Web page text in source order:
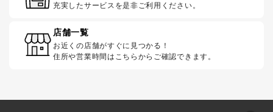
充実したサービスを是非ご利用ください。
店舗一覧
お近くの店舗がすぐに見つかる！
住所や営業時間はこちらからご確認できます。